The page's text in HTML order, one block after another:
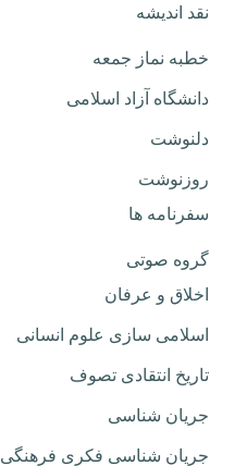
نقد اندیشه
خطبه نماز جمعه
دانشگاه آزاد اسلامی
دلنوشت
روزنوشت
سفرنامه ها
گروه صوتی
اخلاق و عرفان
اسلامی سازی علوم انسانی
تاریخ انتقادی تصوف
جریان شناسی
جریان شناسی فکری فرهنگی